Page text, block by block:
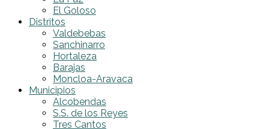
El Goloso
Distritos
Valdebebas
Sanchinarro
Hortaleza
Barajas
Moncloa-Aravaca
Municipios
Alcobendas
S.S. de los Reyes
Tres Cantos